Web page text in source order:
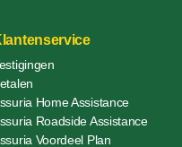
Home Assistance
Roadside Assistance
Voordeel Plan